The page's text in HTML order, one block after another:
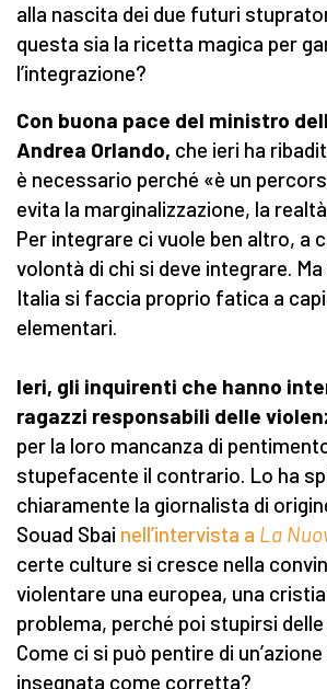
alla nascita dei due futuri
questa sia la ricetta magica per
l’integrazione?
Con buona pace del ministro
Andrea Orlando, che ieri ha
è necessario perché «è un
evita la marginalizzazione, la
Per integrare ci vuole ben altro, a
volontà di chi si deve integrare.
Italia si faccia proprio fatica a
elementari.
Ieri, gli inquirenti che hanno
ragazzi responsabili delle
per la loro mancanza di
stupefacente il contrario. Lo ha
chiaramente la giornalista di
Souad Sbai nell’intervista a La
certe culture si cresce nella
violentare una europea, una
problema, perché poi stupirsi
Come ci si può pentire di
insegnata come corretta?